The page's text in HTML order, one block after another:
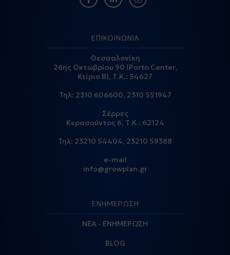
ΕΠΙΚΟΙΝΩΝΙΑ
Θεσσαλονίκη
26ης Οκτωβρίου 90 (Porto Center,
Κτίριο Β), Τ.Κ.: 54627
Τηλ: 2310 606600, 2310 551947
Σέρρες
Κερασούντος 6, Τ.Κ.: 62124
Τηλ: 23210 54404, 23210 59388
e-mail
info@growplan.gr
ΕΝΗΜΕΡΩΣΗ
ΝΕΑ - ΕΝΗΜΕΡΩΣΗ
BLOG